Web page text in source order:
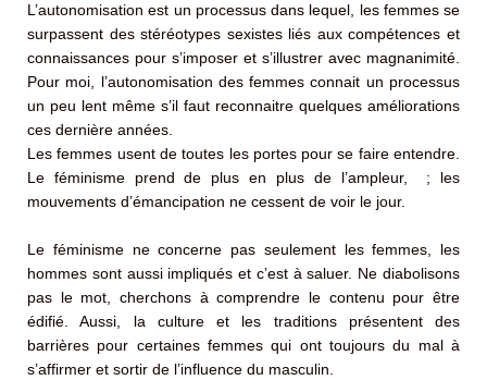
L’autonomisation est un processus dans lequel, les femmes se
surpassent des stéréotypes sexistes liés aux compétences et
connaissances pour s’imposer et s’illustrer avec magnanimité.
Pour moi, l’autonomisation des femmes connait un processus
un peu lent même s’il faut reconnaitre quelques améliorations
ces dernière années.
Les femmes usent de toutes les portes pour se faire entendre.
Le féminisme prend de plus en plus de l’ampleur, ; les
mouvements d’émancipation ne cessent de voir le jour.
Le féminisme ne concerne pas seulement les femmes, les
hommes sont aussi impliqués et c’est à saluer. Ne diabolisons
pas le mot, cherchons à comprendre le contenu pour être
édifié. Aussi, la culture et les traditions présentent des
barrières pour certaines femmes qui ont toujours du mal à
s’affirmer et sortir de l’influence du masculin.